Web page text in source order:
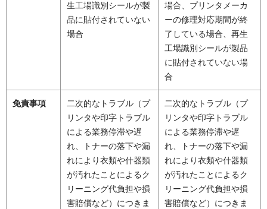
生工場識別シールが製
品に貼付されていない
場合
場合、プリンタメーカ
ーの修理対応期間が終
了している場合、再生
工場識別シールが製品
に貼付されていない場
合
免責事項
二次的なトラブル（プ
リンタや印字トラブル
による業務停滞や遅
れ、トナーの落下や漏
れにより衣類や什器類
が汚れたことによるク
リーニング代負担や損
害賠償など）につきま
二次的なトラブル（プ
リンタや印字トラブル
による業務停滞や遅
れ、トナーの落下や漏
れにより衣類や什器類
が汚れたことによるク
リーニング代負担や損
害賠償など）につきま